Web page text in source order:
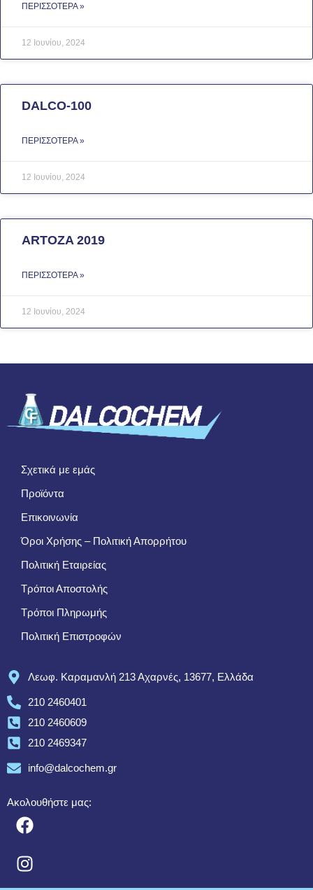
ΠΕΡΙΣΣΌΤΕΡΑ »
12 Ιουνίου, 2024
DALCO-100
ΠΕΡΙΣΣΌΤΕΡΑ »
12 Ιουνίου, 2024
ARTOZA 2019
ΠΕΡΙΣΣΌΤΕΡΑ »
12 Ιουνίου, 2024
Σχετικά με εμάς
Προϊόντα
Επικοινωνία
Όροι Χρήσης – Πολιτική Απορρήτου
Πολιτική Εταιρείας
Τρόποι Αποστολής
Τρόποι Πληρωμής
Πολιτική Επιστροφών
Λεωφ. Καραμανλή 213 Αχαρνές, 13677, Ελλάδα
210 2460401
210 2460609
210 2469347
info@dalcochem.gr
Ακολουθήστε μας: